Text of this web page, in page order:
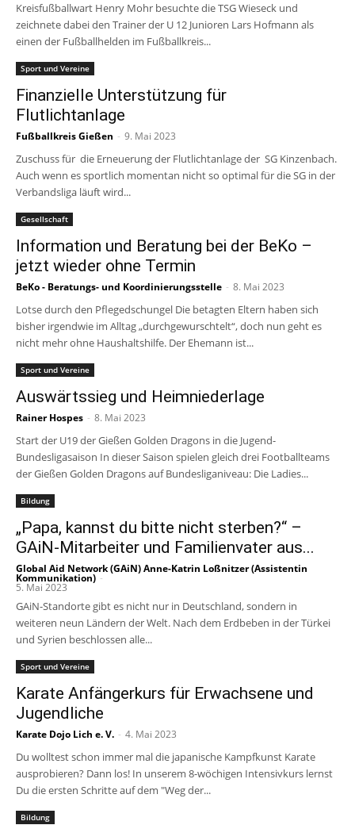
Kreisfußballwart Henry Mohr besuchte die TSG Wieseck und
zeichnete dabei den Trainer der U 12 Junioren Lars Hofmann als
einen der Fußballhelden im Fußballkreis...
Sport und Vereine
Finanzielle Unterstützung für
Flutlichtanlage
Fußballkreis Gießen - 9. Mai 2023
Zuschuss für die Erneuerung der Flutlichtanlage der SG Kinzenbach.
Auch wenn es sportlich momentan nicht so optimal für die SG in der
Verbandsliga läuft wird...
Gesellschaft
Information und Beratung bei der BeKo –
jetzt wieder ohne Termin
BeKo - Beratungs- und Koordinierungsstelle - 8. Mai 2023
Lotse durch den Pflegedschungel Die betagten Eltern haben sich
bisher irgendwie im Alltag „durchgewurschtelt“, doch nun geht es
nicht mehr ohne Haushaltshilfe. Der Ehemann ist...
Sport und Vereine
Auswärtssieg und Heimniederlage
Rainer Hospes - 8. Mai 2023
Start der U19 der Gießen Golden Dragons in die Jugend-
Bundesligasaison In dieser Saison spielen gleich drei Footballteams
der Gießen Golden Dragons auf Bundesliganiveau: Die Ladies...
Bildung
„Papa, kannst du bitte nicht sterben?“ –
GAiN-Mitarbeiter und Familienvater aus...
Global Aid Network (GAiN) Anne-Katrin Loßnitzer (Assistentin
Kommunikation) -
5. Mai 2023
GAiN-Standorte gibt es nicht nur in Deutschland, sondern in
weiteren neun Ländern der Welt. Nach dem Erdbeben in der Türkei
und Syrien beschlossen alle...
Sport und Vereine
Karate Anfängerkurs für Erwachsene und
Jugendliche
Karate Dojo Lich e. V. - 4. Mai 2023
Du wolltest schon immer mal die japanische Kampfkunst Karate
ausprobieren? Dann los! In unserem 8-wöchigen Intensivkurs lernst
Du die ersten Schritte auf dem "Weg der...
Bildung